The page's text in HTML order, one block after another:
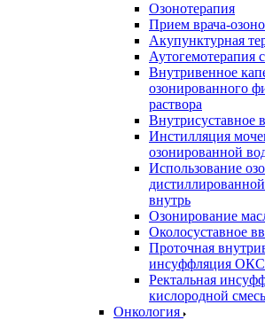
Озонотерапия
Прием врача-
Акупунктурная
Аутогемотерапия
Внутривенное
озонированного
раствора
Внутрисуставное
Инстилляция
озонированной
Использование
внутрь
Озонирование
Околосуставное
Проточная
инсуффляция ОКС
Ректальная
кислородной
Онкология